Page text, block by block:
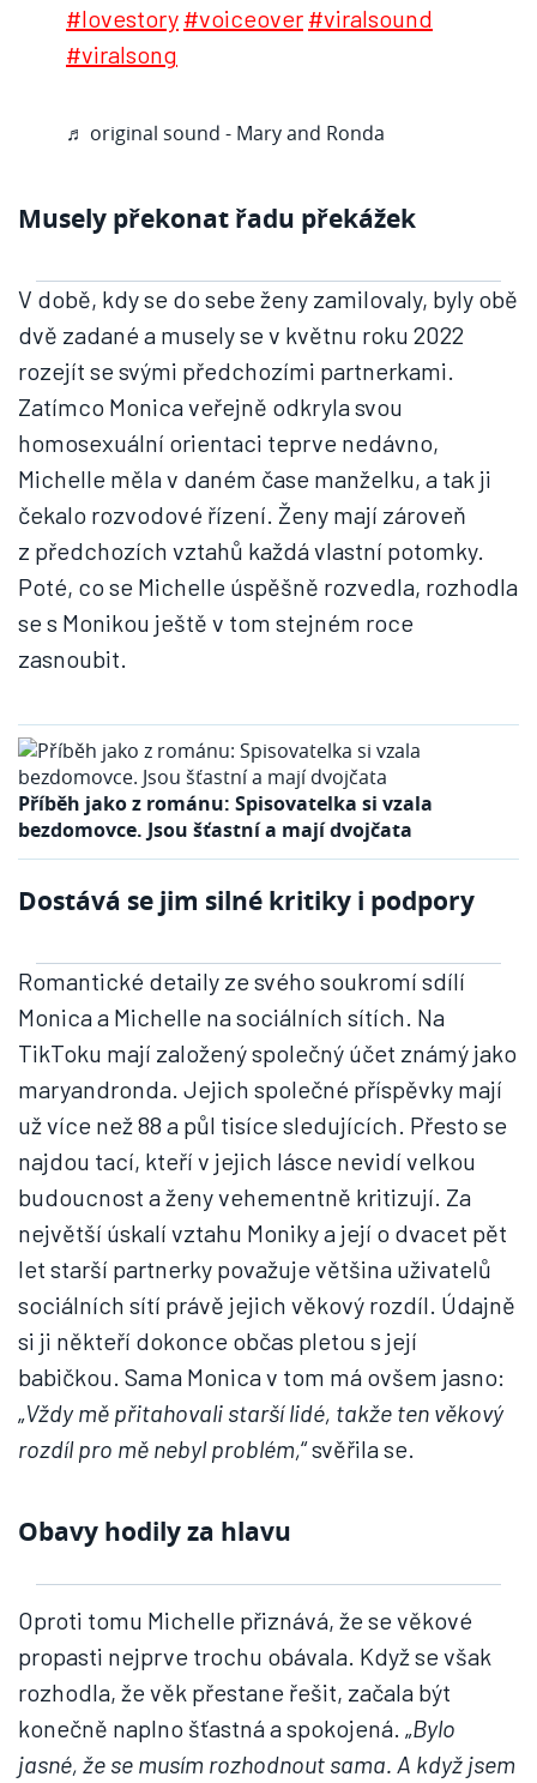
#lovestory #voiceover #viralsound
#viralsong
♬ original sound - Mary and Ronda
Musely překonat řadu překážek
V době, kdy se do sebe ženy zamilovaly, byly obě
dvě zadané a musely se v květnu roku 2022
rozejít se svými předchozími partnerkami.
Zatímco Monica veřejně odkryla svou
homosexuální orientaci teprve nedávno,
Michelle měla v daném čase manželku, a tak ji
čekalo rozvodové řízení. Ženy mají zároveň
z předchozích vztahů každá vlastní potomky.
Poté, co se Michelle úspěšně rozvedla, rozhodla
se s Monikou ještě v tom stejném roce
zasnoubit.
Příběh jako z románu: Spisovatelka si vzala
bezdomovce. Jsou šťastní a mají dvojčata
Dostává se jim silné kritiky i podpory
Romantické detaily ze svého soukromí sdílí
Monica a Michelle na sociálních sítích. Na
TikToku mají založený společný účet známý jako
maryandronda. Jejich společné příspěvky mají
už více než 88 a půl tisíce sledujících. Přesto se
najdou tací, kteří v jejich lásce nevidí velkou
budoucnost a ženy vehementně kritizují. Za
největší úskalí vztahu Moniky a její o dvacet pět
let starší partnerky považuje většina uživatelů
sociálních sítí právě jejich věkový rozdíl. Údajně
si ji někteří dokonce občas pletou s její
babičkou. Sama Monica v tom má ovšem jasno:
„Vždy mě přitahovali starší lidé, takže ten věkový
rozdíl pro mě nebyl problém,“ svěřila se.
Obavy hodily za hlavu
Oproti tomu Michelle přiznává, že se věkové
propasti nejprve trochu obávala. Když se však
rozhodla, že věk přestane řešit, začala být
konečně naplno šťastná a spokojená. „Bylo
jasné, že se musím rozhodnout sama. A když jsem